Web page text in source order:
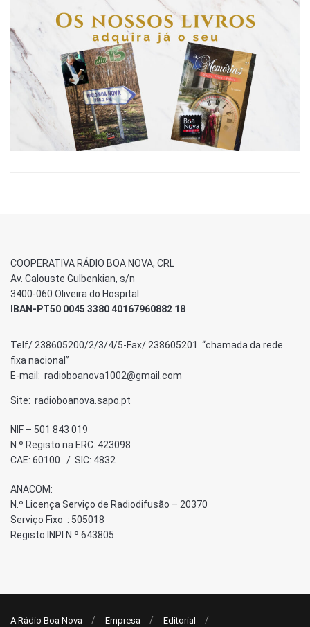
COOPERATIVA RÁDIO BOA NOVA, CRL
Av. Calouste Gulbenkian, s/n
3400-060 Oliveira do Hospital
IBAN-PT50 0045 3380 40167960882 18
Telf/ 238605200/2/3/4/5-Fax/ 238605201 “chamada da rede
fixa nacional”
E-mail: radioboanova1002@gmail.com
Site: radioboanova.sapo.pt
NIF – 501 843 019
N.º Registo na ERC: 423098
CAE: 60100 / SIC: 4832
ANACOM:
N.º Licença Serviço de Radiodifusão – 20370
Serviço Fixo : 505018
Registo INPI N.º 643805
A Rádio Boa Nova Empresa Editorial